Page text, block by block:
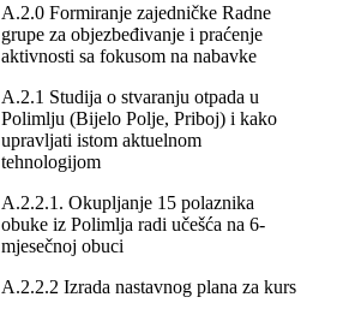
A.2.0 Formiranje zajedničke Radne
grupe za objezbeđivanje i praćenje
aktivnosti sa fokusom na nabavke
A.2.1 Studija o stvaranju otpada u
Polimlju (Bijelo Polje, Priboj) i kako
upravljati istom aktuelnom
tehnologijom
A.2.2.1. Okupljanje 15 polaznika
obuke iz Polimlja radi učešća na 6-
mjesečnoj obuci
A.2.2.2 Izrada nastavnog plana za kurs